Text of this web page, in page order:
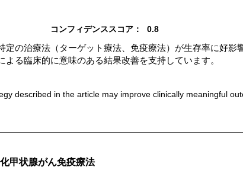
コンフィデンススコア： 0.8
定の治療法（ターゲット療法、免疫療法）が生存率に好
よる臨床的に意味のある結果改善を支持しています。
described in the article may improve clinically meaningful
甲状腺がん免疫療法